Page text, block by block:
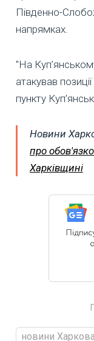
Південно-
напрямках.
"На
атакував
пункту
Новини
про
Харківщині
новини